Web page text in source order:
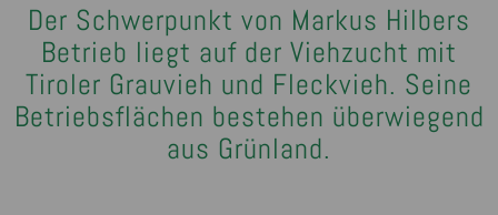
Der Schwerpunkt von Markus Hilbers
Betrieb liegt auf der Viehzucht mit
Tiroler Grauvieh und Fleckvieh. Seine
Betriebsflächen bestehen überwiegend
aus Grünland.